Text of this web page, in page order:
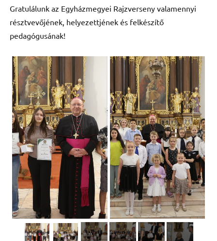
Gratulálunk az Egyházmegyei Rajzverseny valamennyi
résztvevőjének, helyezettjének és felkészítő
pedagógusának!